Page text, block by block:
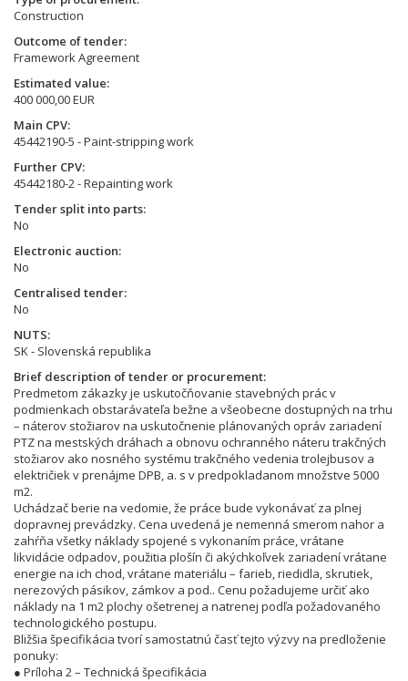
Construction
Outcome of tender
Framework Agreement
Estimated value
400 000,00 EUR
Main CPV
45442190-5 - Paint-stripping work
Further CPV
45442180-2 - Repainting work
Tender split into parts
No
Electronic auction
No
Centralised tender
No
NUTS
SK - Slovenská republika
Brief description of tender or procurement
Predmetom zákazky je uskutočňovanie stavebných prác v
podmienkach obstarávateľa bežne a všeobecne dostupných na trhu
– náterov stožiarov na uskutočnenie plánovaných opráv zariadení
PTZ na mestských dráhach a obnovu ochranného náteru trakčných
stožiarov ako nosného systému trakčného vedenia trolejbusov a
električiek v prenájme DPB, a. s v predpokladanom množstve 5000
m2.
Uchádzač berie na vedomie, že práce bude vykonávať za plnej
dopravnej prevádzky. Cena uvedená je nemenná smerom nahor a
zahŕňa všetky náklady spojené s vykonaním práce, vrátane
likvidácie odpadov, použitia plošín či akýchkoľvek zariadení vrátane
energie na ich chod, vrátane materiálu – farieb, riedidla, skrutiek,
nerezových pásikov, zámkov a pod.. Cenu požadujeme určiť ako
náklady na 1 m2 plochy ošetrenej a natrenej podľa požadovaného
technologického postupu.
Bližšia špecifikácia tvorí samostatnú časť tejto výzvy na predloženie
ponuky:
● Príloha 2 – Technická špecifikácia